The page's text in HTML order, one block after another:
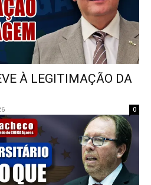
À LEGITIMAÇÃO DA
0